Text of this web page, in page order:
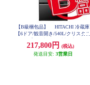
【B級梱包品】 HITACHI 冷蔵庫
【6ドア/観音開き/540L/クリスタル
RHXC54X-X
217,800円
(税込)
発送目安: 3営業日